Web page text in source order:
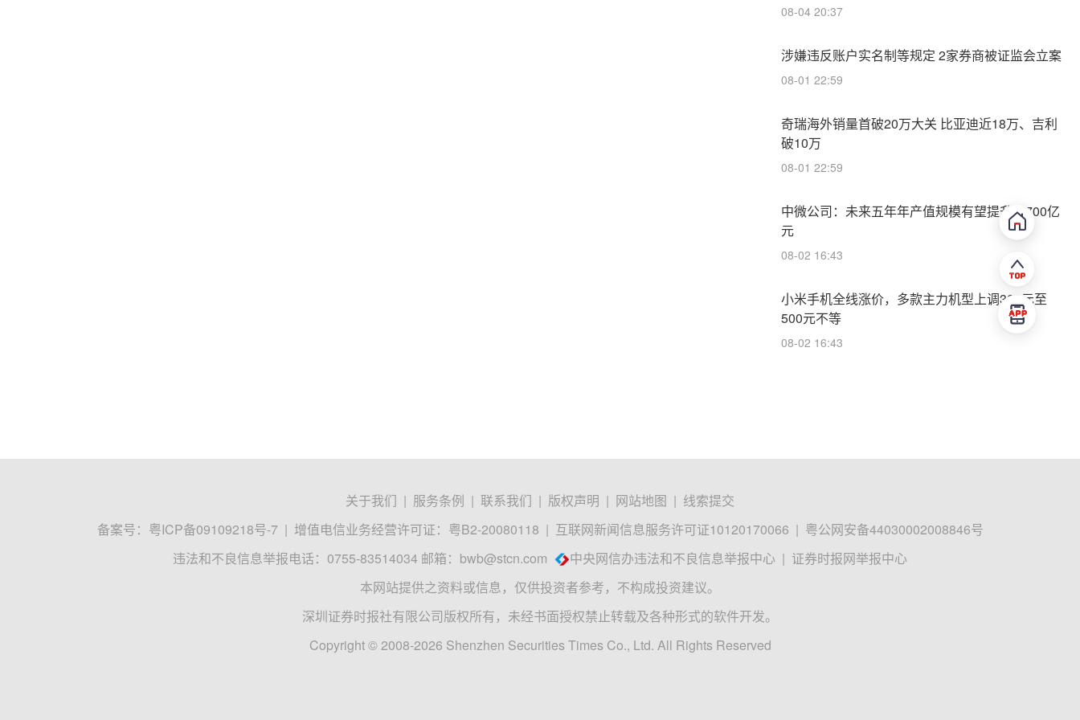
08-04 20:37
涉嫌违反账户实名制等规定 2家券商被证监会立案
08-01 22:59
奇瑞海外销量首破20万大关 比亚迪近18万、吉利
破10万
08-01 22:59
中微公司：未来五年年产值规模有望提升至700亿
元
08-02 16:43
小米手机全线涨价，多款主力机型上调300元至
500元不等
08-02 16:43
关于我们 | 服务条例 | 联系我们 | 版权声明 | 网站地图 | 线索提交
备案号： 粤ICP备09109218号-7 | 增值电信业务经营许可证：粤B2-20080118 | 互联网新闻信息服务许可证10120170066 | 粤公网安备44030002008846号
违法和不良信息举报电话：0755-83514034 邮箱： bwb@stcn.com 中央网信办违法和不良信息举报中心 | 证券时报网举报中心
本网站提供之资料或信息，仅供投资者参考，不构成投资建议。
深圳证券时报社有限公司版权所有，未经书面授权禁止转载及各种形式的软件开发。
Copyright © 2008-2026 Shenzhen Securities Times Co., Ltd. All Rights Reserved